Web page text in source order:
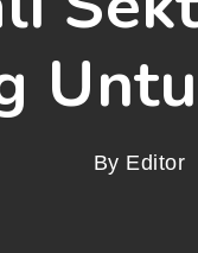
By Editor